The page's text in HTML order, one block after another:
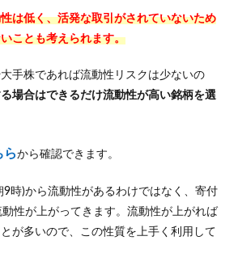
は低く、活発な取引がされていないため
ことも考えられます。
手株であれば流動性リスクは少ないの
場合はできるだけ流動性が高い銘柄を選
らから確認できます。
時)から流動性があるわけではなく、寄付
性が上がってきます。流動性が上がれば
が多いので、この性質を上手く利用して